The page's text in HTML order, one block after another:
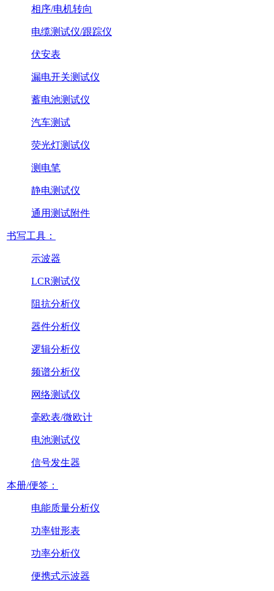
相序/电机转向
电缆测试仪/跟踪仪
伏安表
漏电开关测试仪
蓄电池测试仪
汽车测试
荧光灯测试仪
测电笔
静电测试仪
通用测试附件
书写工具：
示波器
LCR测试仪
阻抗分析仪
器件分析仪
逻辑分析仪
频谱分析仪
网络测试仪
毫欧表/微欧计
电池测试仪
信号发生器
本册/便签：
电能质量分析仪
功率钳形表
功率分析仪
便携式示波器